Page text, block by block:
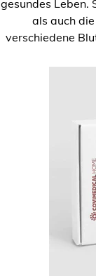
gesundes Leben.
als auch
verschiedene